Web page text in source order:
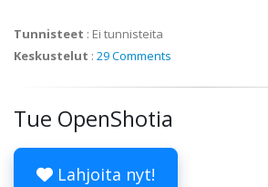
Tunnisteet : Ei tunnisteita
Keskustelut : 29 Comments
Tue OpenShotia
Lahjoita nyt!